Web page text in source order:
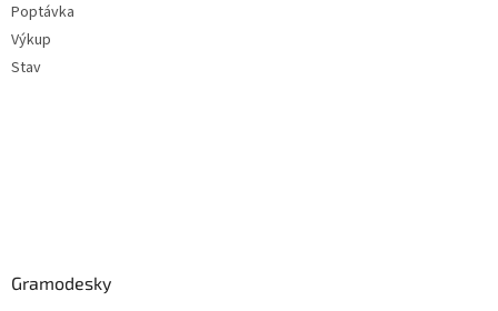
Poptávka
Výkup
Stav
Gramodesky